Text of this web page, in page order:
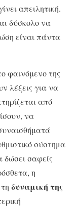
απειλητική.
δύσκολο να
είναι πάντα
φαινόμενο της
λέξεις για να
από
να
σύστημα
δώσει σαφείς
η
δυναμική της